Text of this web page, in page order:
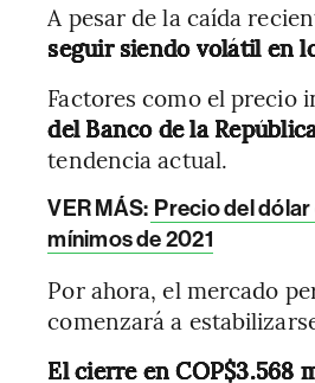
A pesar de la caída
seguir siendo volátil en
Factores como el precio
del Banco de la
tendencia actual.
VER MÁS: Precio del
mínimos de 2021
Por ahora, el mercado
comenzará a
El cierre en COP$3.568